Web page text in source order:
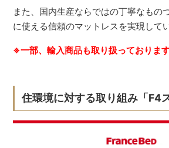
また、国内生産ならではの丁寧なもの
に使える信頼のマットレスを実現して
※一部、輸入商品も取り扱っております
住環境に対する取り組み「F4